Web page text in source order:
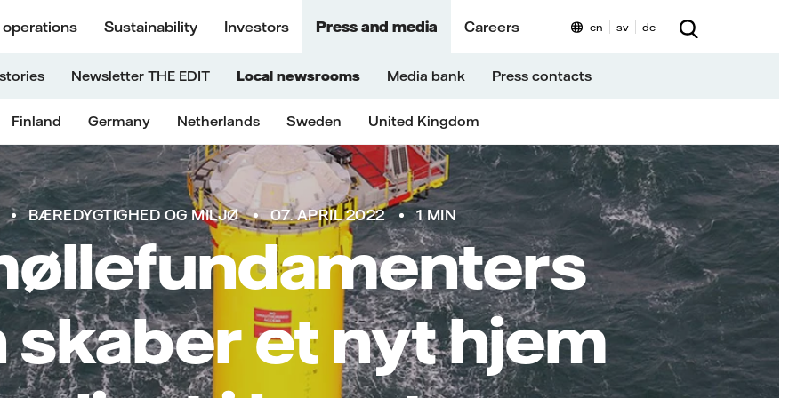
operations Sustainability Investors Press and media Careers
Newsletter THE EDIT Local newsrooms Media bank Press contacts
Finland Germany Netherlands Sweden United Kingdom
en sv de
BÆREDYGTIGHED OG MILJØ 07. APRIL 2022 1 MIN
skaber et nyt hjem